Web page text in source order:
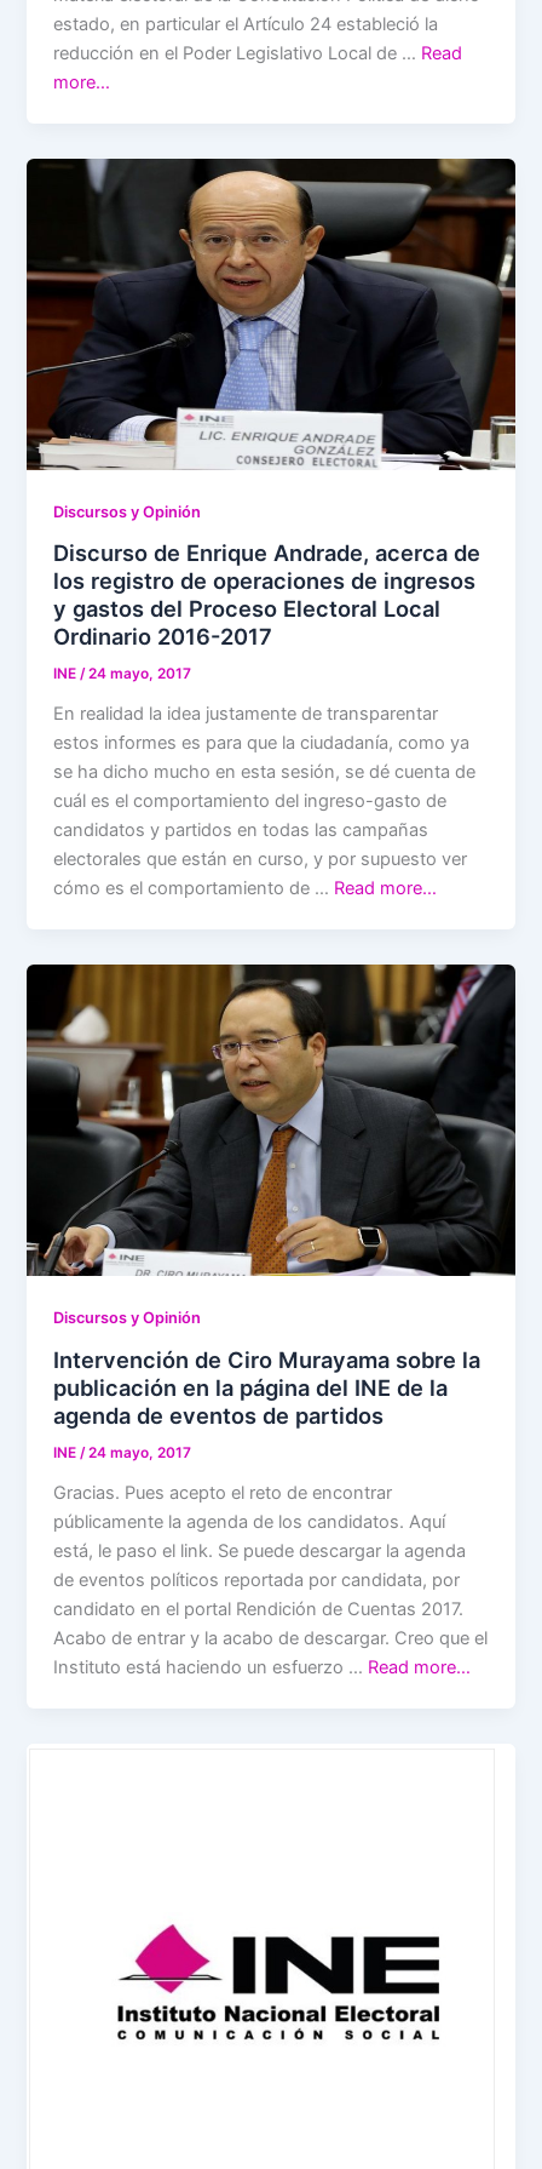
estado, en particular el Artículo 24 estableció la
reducción en el Poder Legislativo Local de … Read
more…
Discursos y Opinión
Discurso de Enrique Andrade, acerca de
los registro de operaciones de ingresos
y gastos del Proceso Electoral Local
Ordinario 2016-2017
INE/24 mayo, 2017
En realidad la idea justamente de transparentar
estos informes es para que la ciudadanía, como ya
se ha dicho mucho en esta sesión, se dé cuenta de
cuál es el comportamiento del ingreso-gasto de
candidatos y partidos en todas las campañas
electorales que están en curso, y por supuesto ver
cómo es el comportamiento de … Read more…
Discursos y Opinión
Intervención de Ciro Murayama sobre la
publicación en la página del INE de la
agenda de eventos de partidos
INE/24 mayo, 2017
Gracias. Pues acepto el reto de encontrar
públicamente la agenda de los candidatos. Aquí
está, le paso el link. Se puede descargar la agenda
de eventos políticos reportada por candidata, por
candidato en el portal Rendición de Cuentas 2017.
Acabo de entrar y la acabo de descargar. Creo que el
Instituto está haciendo un esfuerzo … Read more…